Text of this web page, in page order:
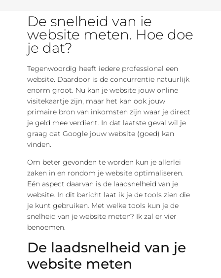
De snelheid van je
website meten. Hoe doe
je dat?
Tegenwoordig heeft iedere professional een
website. Daardoor is de concurrentie natuurlijk
enorm groot. Nu kan je website jouw online
visitekaartje zijn, maar het kan ook jouw
primaire bron van inkomsten zijn waar je direct
je geld mee verdient. In dat laatste geval wil je
graag dat Google jouw website (goed) kan
vinden.
Om beter gevonden te worden kun je allerlei
zaken in en rondom je website optimaliseren.
Eén aspect daarvan is de laadsnelheid van je
website. In dit bericht laat ik je de tools zien die
je kunt gebruiken. Met welke tools kun je de
snelheid van je website meten? Ik zal er vier
benoemen.
De laadsnelheid van je
website meten